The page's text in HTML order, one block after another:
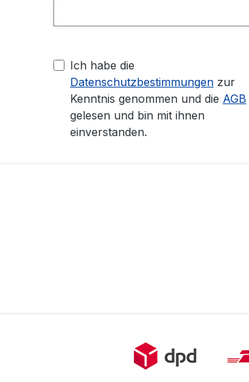
Ich habe die
Datenschutzbestimmungen zur
Kenntnis genommen und die AGB
gelesen und bin mit ihnen
einverstanden.